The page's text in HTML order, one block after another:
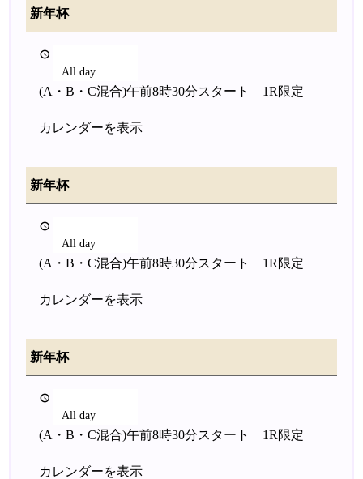
新年杯
All day
(A・B・C混合)午前8時30分スタート 1R限定
カレンダーを表示
新年杯
All day
(A・B・C混合)午前8時30分スタート 1R限定
カレンダーを表示
新年杯
All day
(A・B・C混合)午前8時30分スタート 1R限定
カレンダーを表示